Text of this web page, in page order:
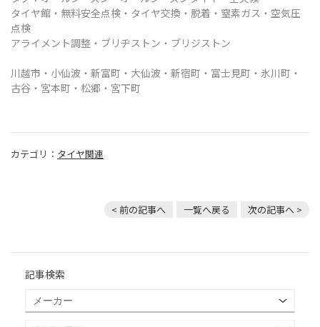
タイヤ館・無料安全点検・タイヤ交換・脱着 ・窒素ガス・空気圧
点検
アライメント調整・ブリヂストン・ブリジストン
川越市・ 小仙波・新富町・大仙波・新宿町・富士見町・氷川町・
古谷・宮本町・松郷・宮下町
カテゴリ： タイヤ関連
< 前の記事へ 一覧へ戻る 次の記事へ >
記事検索